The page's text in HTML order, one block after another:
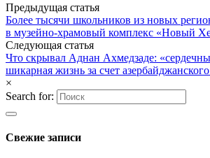
Предыдущая статья
Более тысячи школьников из новых
в музейно-храмовый комплекс «Новый
Следующая статья
Что скрывал Аднан Ахмедзаде:
шикарная жизнь за счет
×
Search for:
Свежие записи